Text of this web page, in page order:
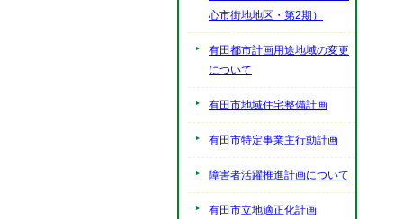
心市街地地区・第2期）
有田都市計画用途地域の変更
について
有田市地域住宅整備計画
有田市特定事業主行動計画
障害者活躍推進計画について
有田市立地適正化計画